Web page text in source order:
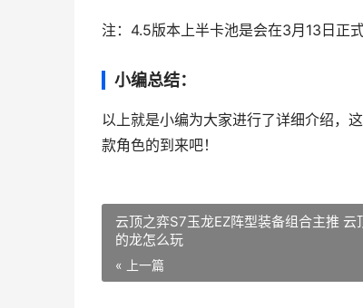
注：4.5版本上半卡池是会在3月13日正
小编总结：
以上就是小编为大家进行了详细介绍，
款角色的到来吧！
云顶之弈S7玉龙EZ阵型装备组合主推 云
的龙怎么玩
« 上一篇